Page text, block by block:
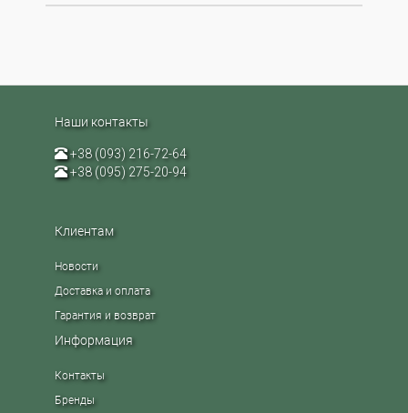
Наши контакты
+38 (093) 216-72-64
+38 (095) 275-20-94
Клиентам
Новости
Доставка и оплата
Гарантия и возврат
Информация
Контакты
Бренды